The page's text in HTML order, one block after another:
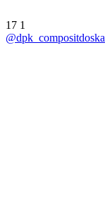
17 1
@dpk_compositdoska